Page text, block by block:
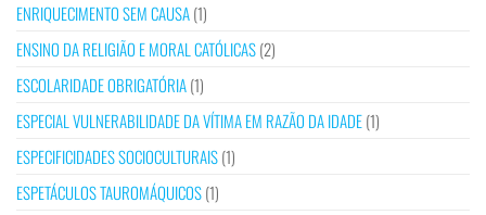
ENRIQUECIMENTO SEM CAUSA(1)
ENSINO DA RELIGIÃO E MORAL CATÓLICAS(2)
ESCOLARIDADE OBRIGATÓRIA(1)
ESPECIAL VULNERABILIDADE DA VÍTIMA EM RAZÃO DA IDADE(1)
ESPECIFICIDADES SOCIOCULTURAIS(1)
ESPETÁCULOS TAUROMÁQUICOS(1)